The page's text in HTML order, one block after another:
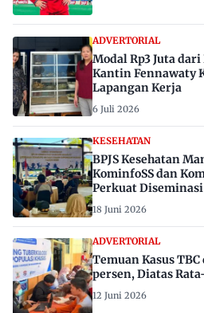
ADVERTORIAL
Modal Rp3 Juta dari
Kantin Fennawaty
Lapangan Kerja
6 Juli 2026
KESEHATAN
BPJS Kesehatan
KominfoSS dan
Perkuat
18 Juni 2026
ADVERTORIAL
Temuan Kasus
persen, Diatas
12 Juni 2026